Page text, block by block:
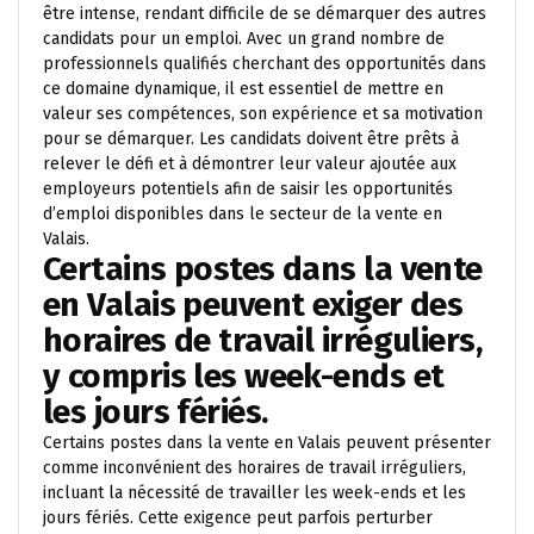
être intense, rendant difficile de se démarquer des autres
candidats pour un emploi. Avec un grand nombre de
professionnels qualifiés cherchant des opportunités dans
ce domaine dynamique, il est essentiel de mettre en
valeur ses compétences, son expérience et sa motivation
pour se démarquer. Les candidats doivent être prêts à
relever le défi et à démontrer leur valeur ajoutée aux
employeurs potentiels afin de saisir les opportunités
d’emploi disponibles dans le secteur de la vente en
Valais.
Certains postes dans la vente
en Valais peuvent exiger des
horaires de travail irréguliers,
y compris les week-ends et
les jours fériés.
Certains postes dans la vente en Valais peuvent présenter
comme inconvénient des horaires de travail irréguliers,
incluant la nécessité de travailler les week-ends et les
jours fériés. Cette exigence peut parfois perturber